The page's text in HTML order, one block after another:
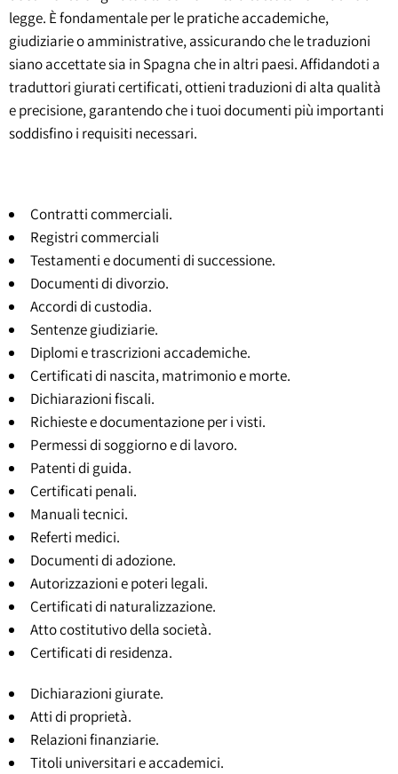
legge. È fondamentale per le pratiche accademiche,
giudiziarie o amministrative, assicurando che le traduzioni
siano accettate sia in Spagna che in altri paesi. Affidandoti a
traduttori giurati certificati, ottieni traduzioni di alta qualità
e precisione, garantendo che i tuoi documenti più importanti
soddisfino i requisiti necessari.
Contratti commerciali.
Registri commerciali
Testamenti e documenti di successione.
Documenti di divorzio.
Accordi di custodia.
Sentenze giudiziarie.
Diplomi e trascrizioni accademiche.
Certificati di nascita, matrimonio e morte.
Dichiarazioni fiscali.
Richieste e documentazione per i visti.
Permessi di soggiorno e di lavoro.
Patenti di guida.
Certificati penali.
Manuali tecnici.
Referti medici.
Documenti di adozione.
Autorizzazioni e poteri legali.
Certificati di naturalizzazione.
Atto costitutivo della società.
Certificati di residenza.
Dichiarazioni giurate.
Atti di proprietà.
Relazioni finanziarie.
Titoli universitari e accademici.